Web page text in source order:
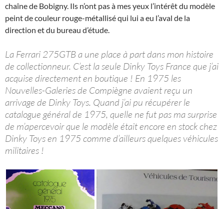
chaîne de Bobigny. Ils n’ont pas à mes yeux l’intérêt du modèle
peint de couleur rouge-métallisé qui lui a eu l’aval de la
direction et du bureau d’étude.
La Ferrari 275GTB a une place à part dans mon histoire
de collectionneur. C’est la seule Dinky Toys France que j’ai
acquise directement en boutique ! En 1975 les
Nouvelles-Galeries de Compiègne avaient reçu un
arrivage de Dinky Toys. Quand j’ai pu récupérer le
catalogue général de 1975, quelle ne fut pas ma surprise
de m’apercevoir que le modèle était encore en stock chez
Dinky Toys en 1975 comme d’ailleurs quelques véhicules
militaires !